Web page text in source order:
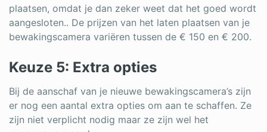
plaatsen, omdat je dan zeker weet dat het goed wordt
aangesloten.. De prijzen van het laten plaatsen van je
bewakingscamera variëren tussen de € 150 en € 200.
Keuze 5: Extra opties
Bij de aanschaf van je nieuwe bewakingscamera’s zijn
er nog een aantal extra opties om aan te schaffen. Ze
zijn niet verplicht nodig maar ze zijn wel het